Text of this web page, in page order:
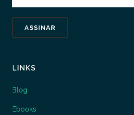
LINKS
Blog
Ebooks